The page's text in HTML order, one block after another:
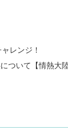
レンジ！
ついて【情熱大陸